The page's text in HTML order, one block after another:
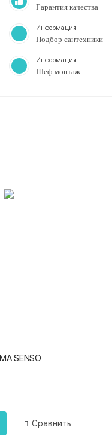
Гарантия качества
Информация
Подбор сантехники
Информация
Шеф-монтаж
SENSO
Сравнить